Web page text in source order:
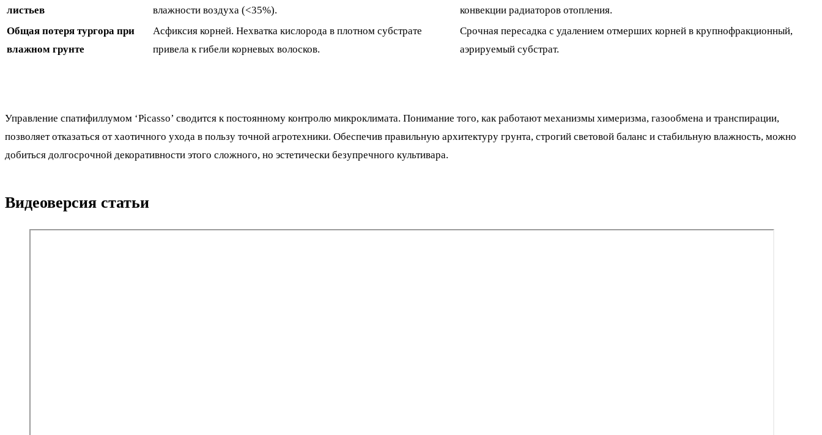
листьев
влажности воздуха (<35%).
конвекции радиаторов отопления.
Общая потеря тургора при
влажном грунте
Асфиксия корней. Нехватка кислорода в плотном субстрате
привела к гибели корневых волосков.
Срочная пересадка с удалением отмерших корней в крупнофракционный,
аэрируемый субстрат.
Управление спатифиллумом ‘Picasso’ сводится к постоянному контролю микроклимата. Понимание того, как работают механизмы химеризма, газообмена и транспирации,
позволяет отказаться от хаотичного ухода в пользу точной агротехники. Обеспечив правильную архитектуру грунта, строгий световой баланс и стабильную влажность, можно
добиться долгосрочной декоративности этого сложного, но эстетически безупречного культивара.
Видеоверсия статьи